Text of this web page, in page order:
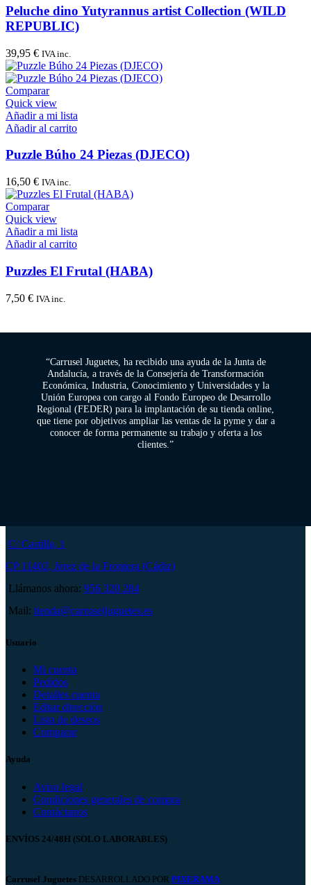
Peluche dino Yutyrannus artist Collection (WILD
REPUBLIC)
39,95 € IVA inc.
Comparar
Quick view
Añadir a mi lista
Añadir al carrito
Puzzle Búho 24 Piezas (DJECO)
16,50 € IVA inc.
Comparar
Quick view
Añadir a mi lista
Añadir al carrito
Puzzles El Frutal (HABA)
7,50 € IVA inc.
“Carrusel Juguetes, ha recibido una ayuda de la Junta de
Andalucía, a través de la Consejería de Transformación
Económica, Industria, Conocimiento y Universidades y la
Unión Europea con cargo al Fondo Europeo de Desarrollo
Regional (FEDER) para la implantación de su tienda online,
que tiene por objetivos ampliar las ventas de la pyme y dar a
conocer de forma permanente su trabajo y oferta a los
clientes.”
C/ Castilla, 1
CP 11402, Jerez de la Frontera (Cádiz)
Llámanos ahora: 956 320 284
Mail: tienda@carruseljuguetes.es
Usuario
Mi cuenta
Pedidos
Detalles cuenta
Editar dirección
Lista de deseos
Comparar
Ayuda
Aviso legal
Condiciones generales de compra
Contáctanos
ENVÍOS 24/48H (SOLO LABORABLES)
Carrusel Juguetes DESARROLLADO POR PIXERAMA